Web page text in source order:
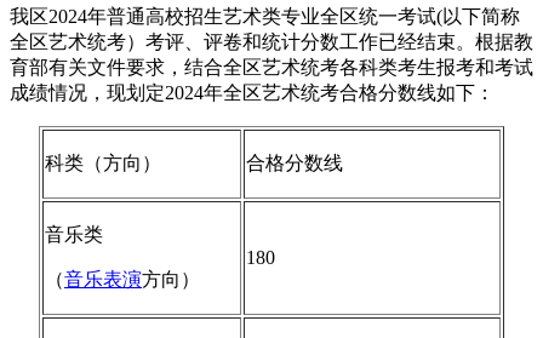
我区2024年普通高校招生艺术类专业全区统一考试(以下简称
全区艺术统考）考评、评卷和统计分数工作已经结束。根据教
育部有关文件要求，结合全区艺术统考各科类考生报考和考试
成绩情况，现划定2024年全区艺术统考合格分数线如下：
科类（方向） 合格分数线
音乐类
（音乐表演方向）
180